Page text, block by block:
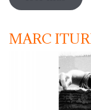
MARC